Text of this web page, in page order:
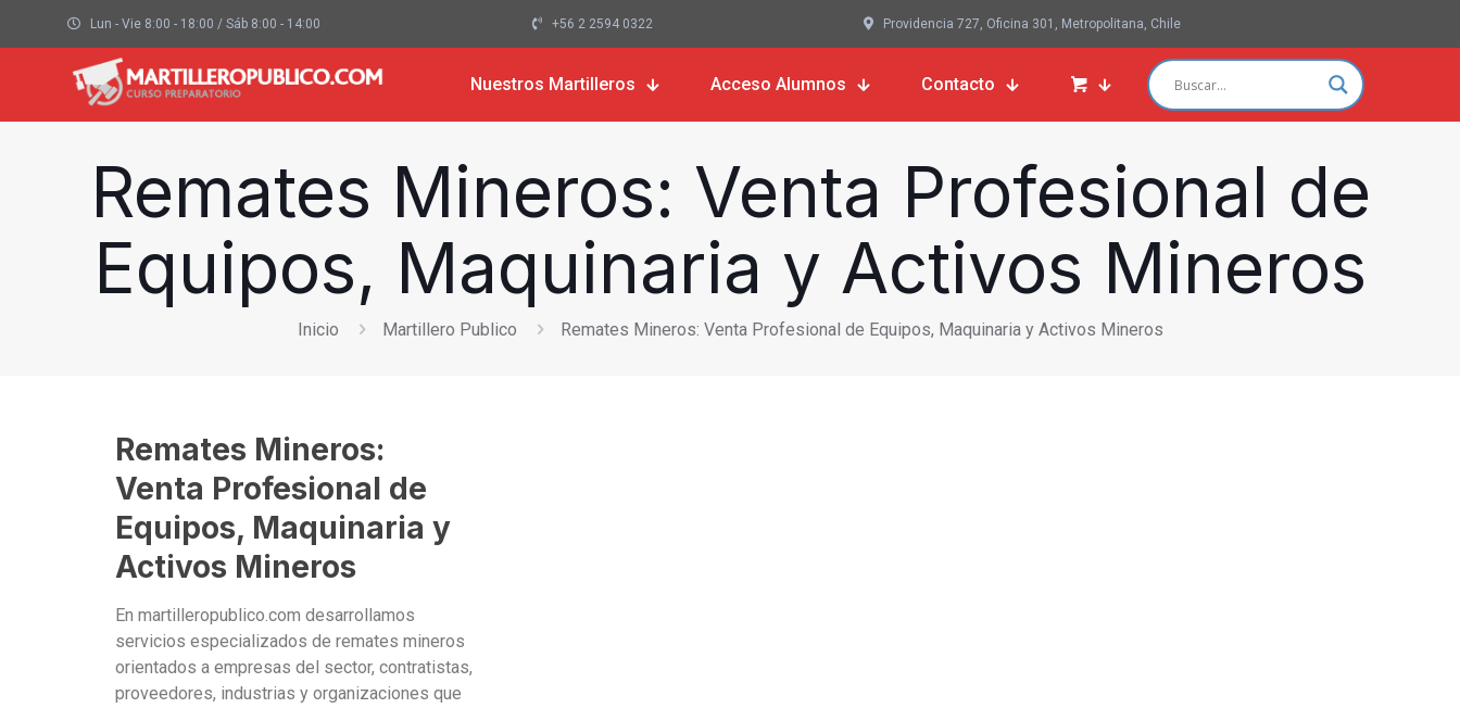
Lun - Vie 8:00 - 18:00 / Sáb 8:00 - 14:00 +56 2 2594 0322 Providencia 727, Oficina 301, Metropolitana, Chile
Nuestros Martilleros Acceso Alumnos Contacto
Remates Mineros: Venta Profesional de
Equipos, Maquinaria y Activos Mineros
Inicio Martillero Publico Remates Mineros: Venta Profesional de Equipos, Maquinaria y Activos Mineros
Remates Mineros:
Venta Profesional de
Equipos, Maquinaria y
Activos Mineros
En martilleropublico.com desarrollamos
servicios especializados de remates mineros
orientados a empresas del sector, contratistas,
proveedores, industrias y organizaciones que